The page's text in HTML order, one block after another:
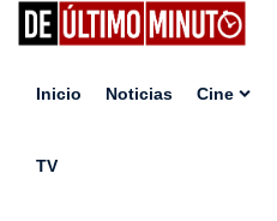
Inicio Noticias Cine
TV